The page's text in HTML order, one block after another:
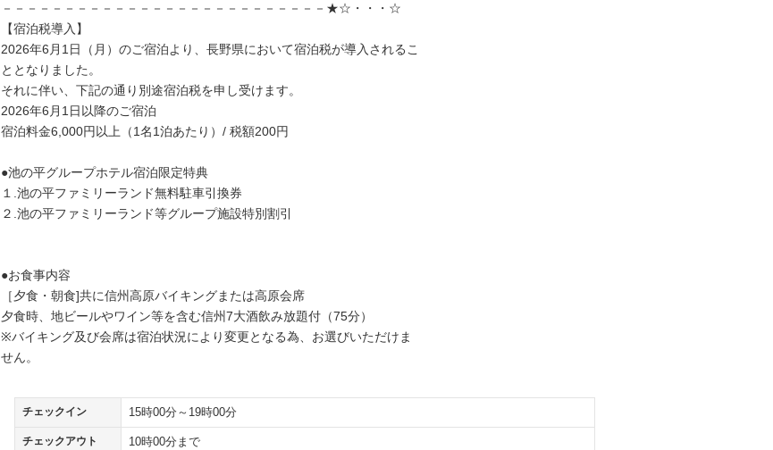
－－－－－－－－－－－－－－－－－－－－－－－－－－★☆・・・☆
【宿泊税導入】
2026年6月1日（月）のご宿泊より、長野県において宿泊税が導入されるこ
ととなりました。
それに伴い、下記の通り別途宿泊税を申し受けます。
2026年6月1日以降のご宿泊
宿泊料金6,000円以上（1名1泊あたり）/ 税額200円
●池の平グループホテル宿泊限定特典
１.池の平ファミリーランド無料駐車引換券
２.池の平ファミリーランド等グループ施設特別割引
●お食事内容
［夕食・朝食]共に信州高原バイキングまたは高原会席
夕食時、地ビールやワイン等を含む信州7大酒飲み放題付（75分）
※バイキング及び会席は宿泊状況により変更となる為、お選びいただけま
せん。
チェックイン 15時00分～19時00分
チェックアウト 10時00分まで